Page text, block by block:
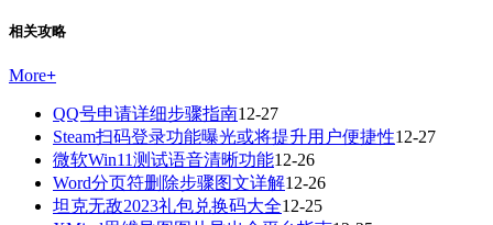
相关攻略
More+
QQ号申请详细步骤指南12-27
Steam扫码登录功能曝光或将提升用户便捷性12-27
微软Win11测试语音清晰功能12-26
Word分页符删除步骤图文详解12-26
坦克无敌2023礼包兑换码大全12-25